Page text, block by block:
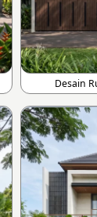
Desain